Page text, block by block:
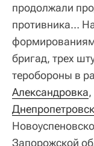
продолжали
противника…
бригад, трех
теробороны в
Александровка
Запорожской